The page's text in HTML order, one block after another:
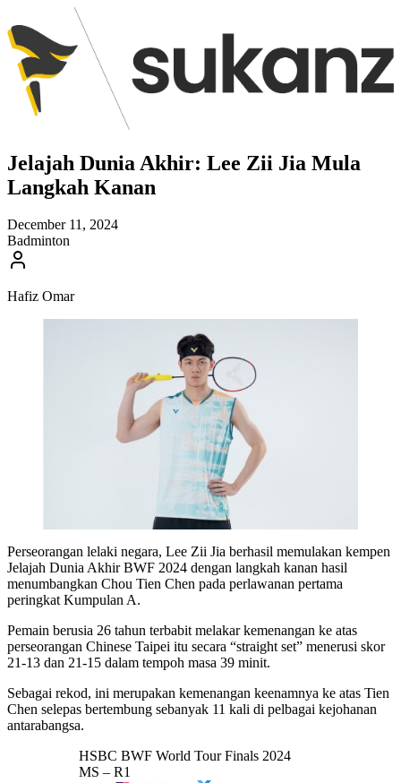
Jelajah Dunia Akhir: Lee Zii Jia Mula
Langkah Kanan
December 11, 2024
Badminton
Hafiz Omar
Perseorangan lelaki negara, Lee Zii Jia berhasil memulakan kempen
Jelajah Dunia Akhir BWF 2024 dengan langkah kanan hasil
menumbangkan Chou Tien Chen pada perlawanan pertama
peringkat Kumpulan A.
Pemain berusia 26 tahun terbabit melakar kemenangan ke atas
perseorangan Chinese Taipei itu secara “straight set” menerusi skor
21-13 dan 21-15 dalam tempoh masa 39 minit.
Sebagai rekod, ini merupakan kemenangan keenamnya ke atas Tien
Chen selepas bertembung sebanyak 11 kali di pelbagai kejohanan
antarabangsa.
HSBC BWF World Tour Finals 2024
MS – R1